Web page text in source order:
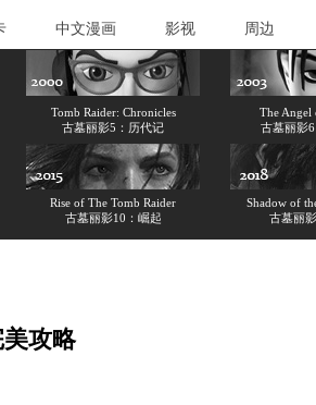
中文漫画 影视 周边
Tomb Raider: Chronicles
古墓丽影5：历代记
The Angel
古墓丽影
Rise of The Tomb Raider
古墓丽影10：崛起
Shadow of
古墓丽
美攻略